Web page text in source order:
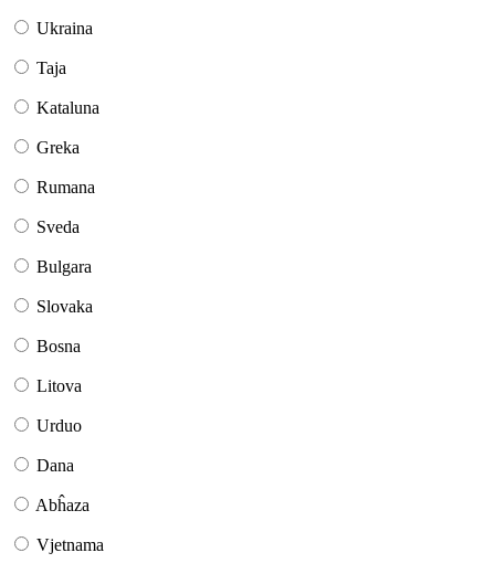
Ukraina
Taja
Kataluna
Greka
Rumana
Sveda
Bulgara
Slovaka
Bosna
Litova
Urduo
Dana
Abĥaza
Vjetnama